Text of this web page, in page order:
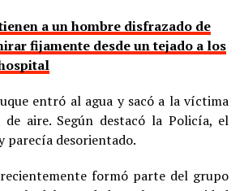
a un hombre disfrazado de
fijamente desde un tejado a los
entró al agua y sacó a la víctima
de aire. Según destacó la Policía, el
parecía desorientado.
formó parte del grupo